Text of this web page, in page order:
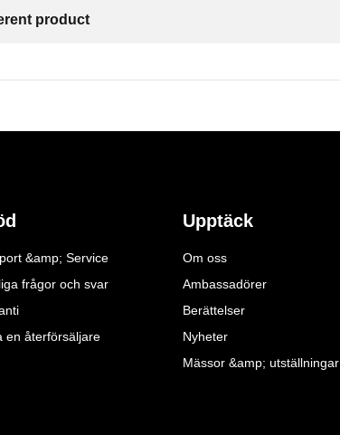
product
&amp; Service
frågor och svar
en återförsäljare
Upptäck
Om oss
Ambassadörer
Berättelser
Nyheter
Mässor &amp; utställningar